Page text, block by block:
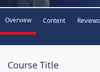
Overview Content Reviews
Course Title